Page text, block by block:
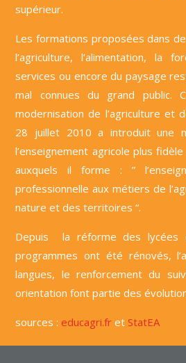
supérieur.
Les formations proposées dans
l’agriculture, l’alimentation, la
services ou encore du paysage
mal connues du grand public.
modernisation de l’agriculture et
28 juillet 2010 a introduit une
l’enseignement agricole plus
auxquels il forme : ”
professionnelle aux métiers de
nature et des territoires “.
Depuis la réforme des lycées
programmes ont été rénovés,
langues, le renforcement du
orientation font partie des
sources : educagri.fret StatEA